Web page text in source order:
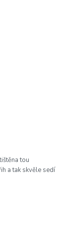
tou
a tak skvěle sedí